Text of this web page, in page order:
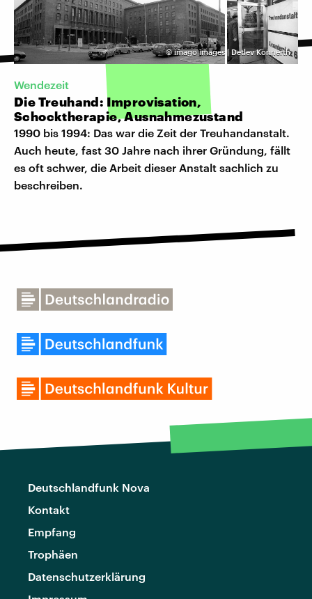
©imago images | Detlev Konnerth
Wendezeit
Die Treuhand: Improvisation,
Schocktherapie, Ausnahmezustand
1990 bis 1994: Das war die Zeit der Treuhandanstalt.
Auch heute, fast 30 Jahre nach ihrer Gründung, fällt
es oft schwer, die Arbeit dieser Anstalt sachlich zu
beschreiben.
Deutschlandfunk Nova
Kontakt
Empfang
Trophäen
Datenschutzerklärung